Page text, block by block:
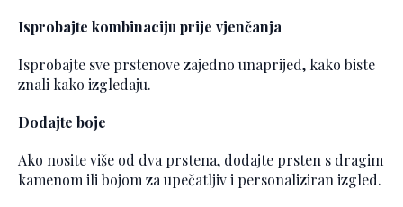
Isprobajte kombinaciju prije vjenčanja
Isprobajte sve prstenove zajedno unaprijed, kako biste
znali kako izgledaju.
Dodajte boje
Ako nosite više od dva prstena, dodajte prsten s dragim
kamenom ili bojom za upečatljiv i personaliziran izgled.